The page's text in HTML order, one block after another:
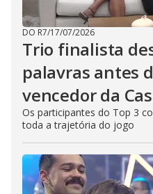
DO R7/17/07/2026
Trio finalista
palavras antes
vencedor da
Os participantes do Top 3
toda a trajetória do jogo